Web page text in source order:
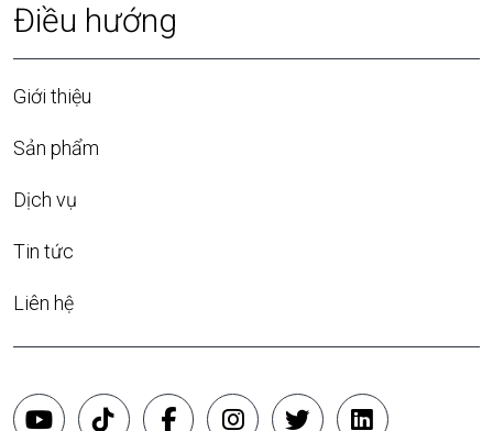
Điều hướng
Giới thiệu
Sản phẩm
Dịch vụ
Tin tức
Liên hệ